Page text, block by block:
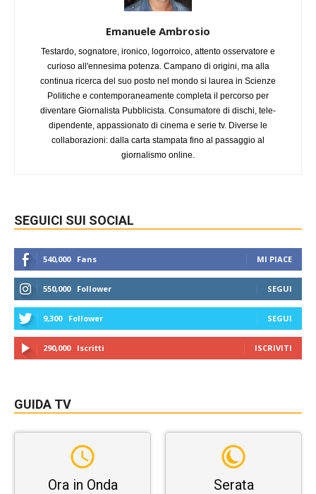
Emanuele Ambrosio
Testardo, sognatore, ironico, logorroico, attento osservatore e
curioso all'ennesima potenza. Campano di origini, ma alla
continua ricerca del suo posto nel mondo si laurea in Scienze
Politiche e contemporaneamente completa il percorso per
diventare Giornalista Pubblicista. Consumatore di dischi, tele-
dipendente, appassionato di cinema e serie tv. Diverse le
collaborazioni: dalla carta stampata fino al passaggio al
giornalismo online.
SEGUICI SUI SOCIAL
540,000 Fans MI PIACE
550,000 Follower SEGUI
9,300 Follower SEGUI
290,000 Iscritti ISCRIVITI
GUIDA TV
Ora in Onda Serata